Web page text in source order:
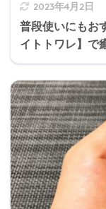
2023年4月2日
普段使いにもお
イトトワレ】で